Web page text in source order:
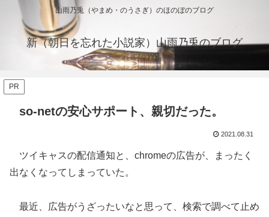
山雨乃兎（やまめ・のうさぎ）のほのぼのブログ
新（朝日を忘れた小説家）山雨乃兎のブログ
PR
so-netの安心サポート、親切だった。
2021.08.31
ツイキャスの配信通知と、chromeの広告が、まったく
出なくなってしまっていた。
最近、広告がうざったいなと思って、検索で調べて止め